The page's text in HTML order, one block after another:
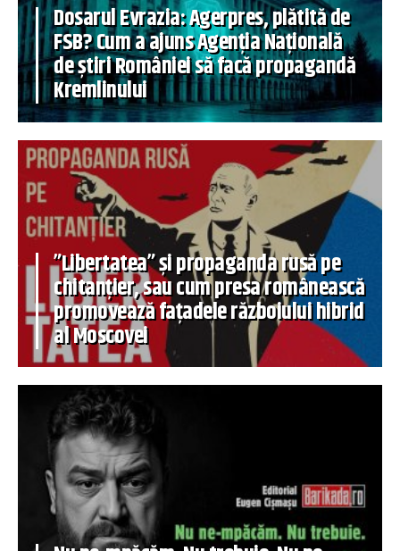
Dosarul Evrazia: Agerpres, plătită de
FSB? Cum a ajuns Agenția Națională
de știri României să facă propagandă
Kremlinului
”Libertatea” și propaganda rusă pe
chitanțier, sau cum presa românească
promovează fațadele războiului hibrid
al Moscovei